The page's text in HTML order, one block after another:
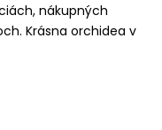
nákupných
Krásna orchidea v